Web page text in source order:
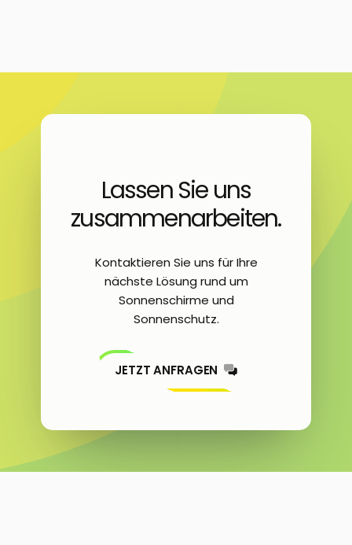
Lassen Sie uns
zusammenarbeiten.
Kontaktieren Sie uns für Ihre
nächste Lösung rund um
Sonnenschirme und
Sonnenschutz.
JETZT ANFRAGEN